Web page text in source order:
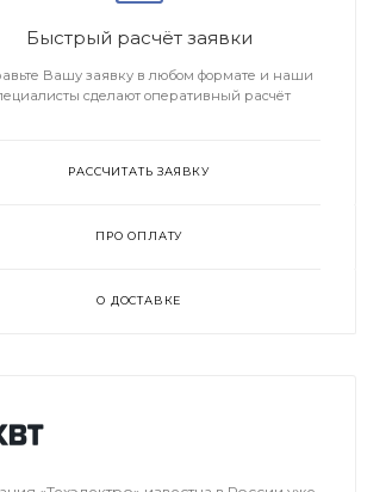
Быстрый расчёт заявки
Вашу заявку в любом формате и наши
сделают оперативный расчёт
РАССЧИТАТЬ ЗАЯВКУ
ПРО ОПЛАТУ
О ДОСТАВКЕ